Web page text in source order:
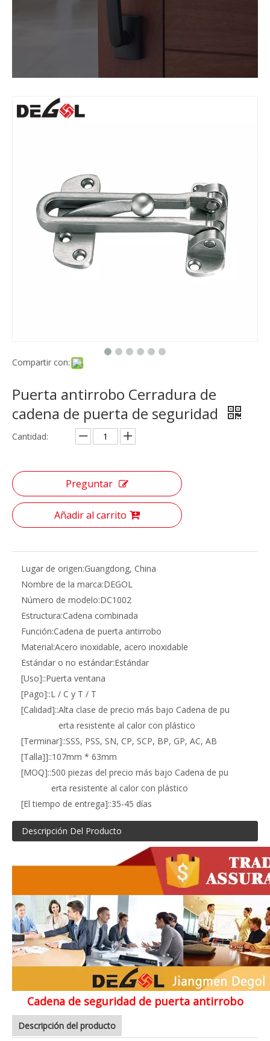
Compartir con:
Puerta antirrobo Cerradura de
cadena de puerta de seguridad
Cantidad:
Preguntar
Añadir al carrito
Lugar de origen:Guangdong, China
Nombre de la marca:DEGOL
Número de modelo:DC1002
Estructura:Cadena combinada
Función:Cadena de puerta antirrobo
Material:Acero inoxidable, acero inoxidable
Estándar o no estándar:Estándar
[Uso]::Puerta ventana
[Pago]::L / C y T / T
[Calidad]::Alta clase de precio más bajo Cadena de pu
erta resistente al calor con plástico
[Terminar]::SSS, PSS, SN, CP, SCP, BP, GP, AC, AB
[Talla]]::107mm * 63mm
[MOQ]::500 piezas del precio más bajo Cadena de pu
erta resistente al calor con plástico
[El tiempo de entrega]::35-45 días
Descripción Del Producto
Cadena de seguridad de puerta antirrobo
Descripción del producto